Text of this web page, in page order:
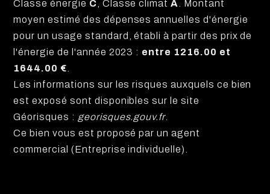
Classe énergie C , Classe climatA
. Montant
moyen estimé des dépenses annuelles d'énergie
pour un usage standard, établi à partir des prix de
l'énergie de l'année 2023 : entre 1216.00 et
1644.00 €
Les informations sur les risques auxquels ce bien
est exposé sont disponibles sur le site
Géorisques : georisques.gouv.fr.
Ce bien vous est proposé par un agent
commercial (Entreprise individuelle).